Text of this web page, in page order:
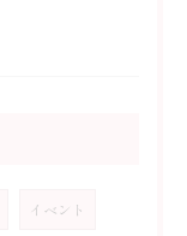
イベント